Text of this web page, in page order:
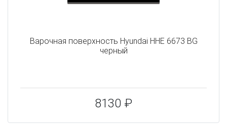
Варочная поверхность Hyundai HHE 6673 BG
черный
8130 ₽